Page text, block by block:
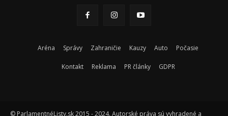
Aréna Správy Zahraničie Kauzy Auto Počasie
Kontakt Reklama PR články GDPR
© ParlamentnéListy.sk 2015 - 2024. Autorské práva sú vyhradené a